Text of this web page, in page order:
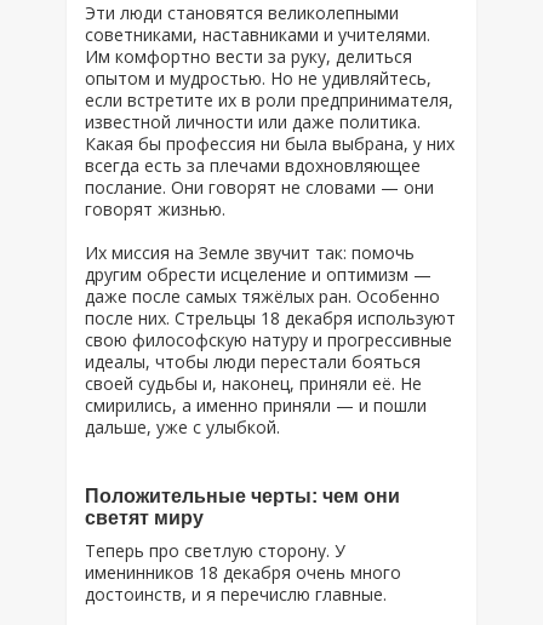
Эти люди становятся великолепными
советниками, наставниками и учителями.
Им комфортно вести за руку, делиться
опытом и мудростью. Но не удивляйтесь,
если встретите их в роли предпринимателя,
известной личности или даже политика.
Какая бы профессия ни была выбрана, у них
всегда есть за плечами вдохновляющее
послание. Они говорят не словами — они
говорят жизнью.
Их миссия на Земле звучит так: помочь
другим обрести исцеление и оптимизм —
даже после самых тяжёлых ран. Особенно
после них. Стрельцы 18 декабря используют
свою философскую натуру и прогрессивные
идеалы, чтобы люди перестали бояться
своей судьбы и, наконец, приняли её. Не
смирились, а именно приняли — и пошли
дальше, уже с улыбкой.
Положительные черты: чем они
светят миру
Теперь про светлую сторону. У
именинников 18 декабря очень много
достоинств, и я перечислю главные.